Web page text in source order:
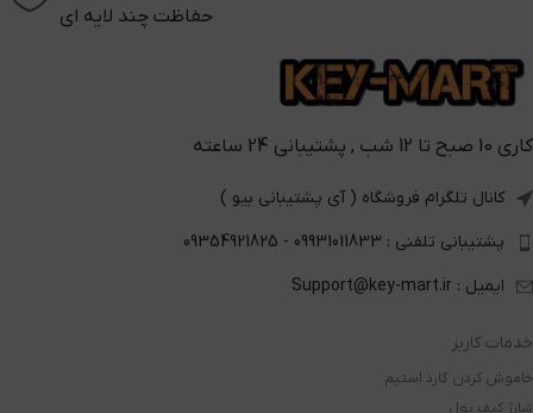
حفاظت چند لایه ای
کاری 10 صبح تا 12 شب , پشتیبانی 24 ساعته
کانال تلگرام فروشگاه ( آی پشتیبانی بیو )
پشتیبانی تلفنی : 09931011833 - 09354921825
ایمیل : Support@key-mart.ir
خدمات کاربر
خاموش کردن گارد استیم
شارژ کیف پول